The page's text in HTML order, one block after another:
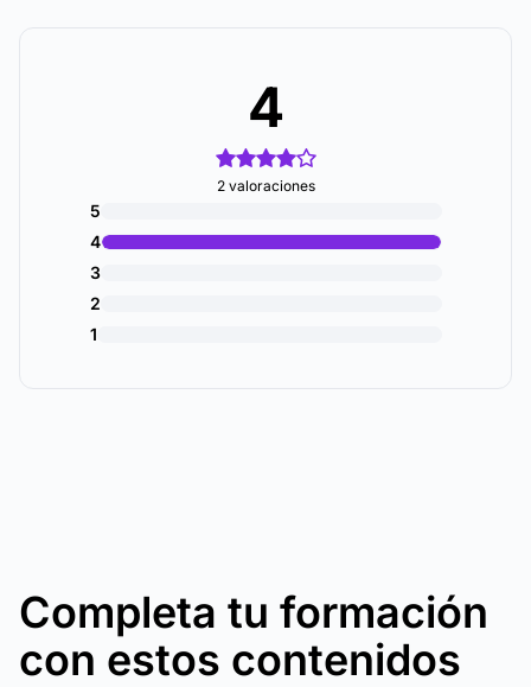
4
2 valoraciones
5
4
3
2
1
Completa tu formación
con estos contenidos